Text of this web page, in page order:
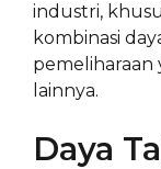
industri,
kombinasi
pemeliharaan
lainnya.
Daya